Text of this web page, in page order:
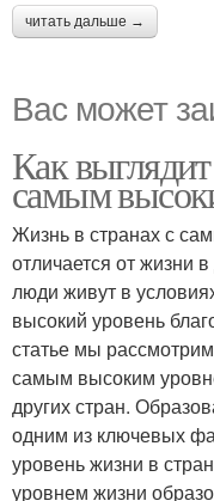
читать дальше →
Вас может
Как
самым
Жизнь в странах с
отличается от жизни
люди живут в
высокий уровень
статье мы
самым высоким
других стран.
одним из ключевых
уровень жизни в
уровнем жизни